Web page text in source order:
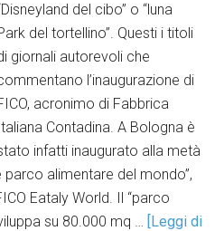
del cibo” o “luna
del tortellino”. Questi i titoli
giornali autorevoli che
l’inaugurazione di
acronimo di Fabbrica
Contadina. A Bologna è
infatti inaugurato alla metà
parco alimentare del mondo”,
Eataly World. Il “parco
su 80.000 mq … [Leggi di